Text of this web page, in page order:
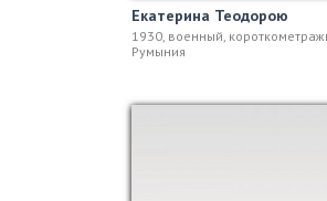
Екатерина Теодорою
1930, военный,
Румыния